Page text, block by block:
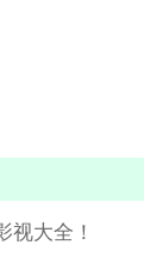
视大全！